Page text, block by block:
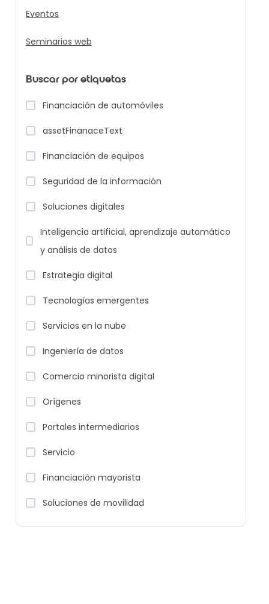
Eventos
Seminarios web
Buscar por etiquetas
Financiación de automóviles
assetFinanaceText
Financiación de equipos
Seguridad de la información
Soluciones digitales
Inteligencia artificial, aprendizaje automático
y análisis de datos
Estrategia digital
Tecnologías emergentes
Servicios en la nube
Ingeniería de datos
Comercio minorista digital
Orígenes
Portales intermediarios
Servicio
Financiación mayorista
Soluciones de movilidad